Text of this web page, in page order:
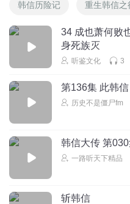
韩信历险记 重生韩信之
34 成也萧何败
身死族灭
听鉴文化 3
第136集 此韩
历史不是僵尸fm
韩信大传 第
一路听天下精品
斩韩信